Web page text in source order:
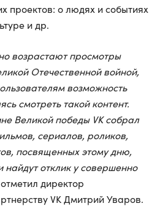
проектов: о людях и событиях
и др.
возрастают просмотры
Отечественной войной,
возможность
смотреть такой контент.
Великой победы VK собрал
сериалов, роликов,
посвященных этому дню,
отклик у совершенно
директор
VK Дмитрий Уваров.